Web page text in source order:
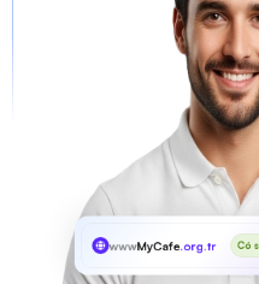
wwwMyCafe.org.tr Có